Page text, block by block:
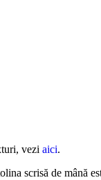
vezi aici.
scrisă de mână